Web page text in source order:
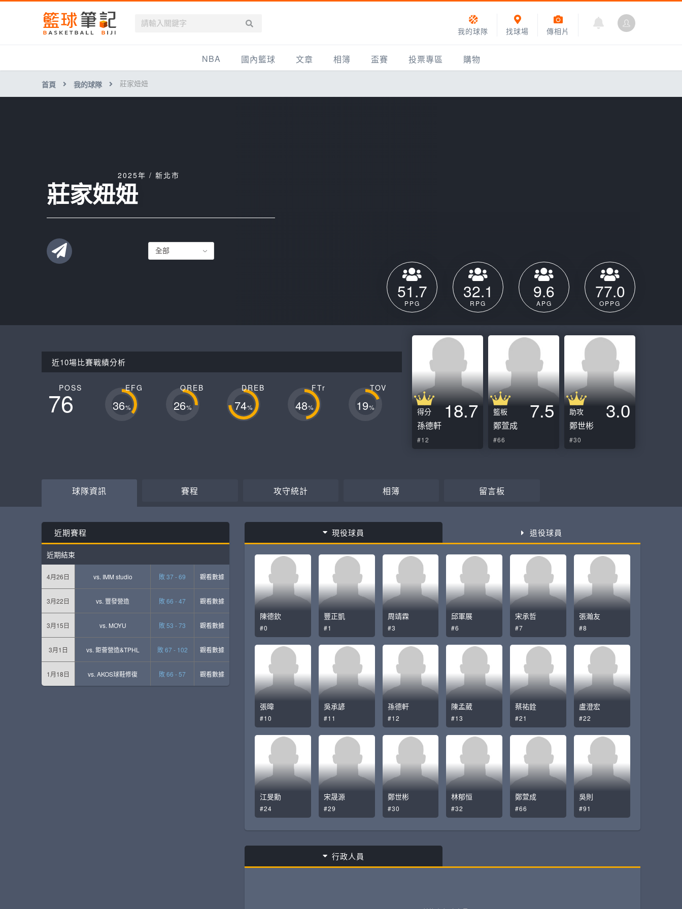
傳相片
找球場
我的球隊
NBA 國內籃球 文章 相簿 盃賽
屏東國民聯盟
大港開打高雄籃球聯盟
BTC籃球聯盟
ELITE週日籃球聯盟-中壢場
投票專區 購物
首頁 我的球隊 莊家妞妞
51.7
PPG
32.1
RPG
9.6
APG
77.0
OPPG
2025年 / 新北市
莊家妞妞
聯絡這支球隊
近10場比賽戰績分析
POSS
76 EFG
36%
OREB
26%
DREB
74%
FTr
48%
TOV
19% 得分 18.7
孫德軒
#12
籃板 7.5
鄭萱成
#66
助攻 3.0
鄭世彬
#30
球隊資訊 賽程 攻守統計 相簿 留言板
近期賽程
近期結束
4月26日 vs. IMM studio 敗 37 - 69 觀看數據
3月22日 vs. 豐發營造 敗 66 - 47 觀看數據
3月15日 vs. MOYU 敗 53 - 73 觀看數據
3月1日 vs. 鉅薈營造&TPHL 敗 67 - 102 觀看數據
1月18日 vs. AKOS球鞋修復 敗 66 - 57 觀看數據
現役球員 退役球員
陳德欽
#0
豐正凱
#1
周靖霖
#3
邱軍展
#6
宋承哲
#7
張瀚友
#8
張暐
#10
吳承諺
#11
孫德軒
#12
陳孟葳
#13
蔡祐銓
#21
盧澄宏
#22
江旻勳
#24
宋晟源
#29
鄭世彬
#30
林郁恒
#32
鄭萱成
#66
吳則
#91
行政人員